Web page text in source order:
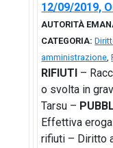
12/09/2019,
AUTORITÀ
CATEGORIA:
amministrazione,
RIFIUTI –
o svolta in
Tarsu –
Effettiva
rifiuti – Diritto